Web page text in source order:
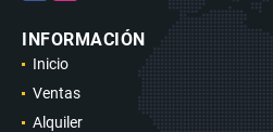
INFORMACIÓN
Inicio
Ventas
Alquiler